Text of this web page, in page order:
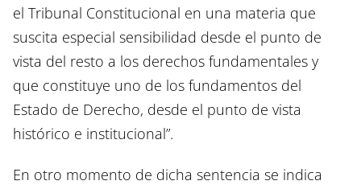
el Tribunal Constitucional en una materia que
suscita especial sensibilidad desde el punto de
vista del resto a los derechos fundamentales y
que constituye uno de los fundamentos del
Estado de Derecho, desde el punto de vista
histórico e institucional”.
En otro momento de dicha sentencia se indica